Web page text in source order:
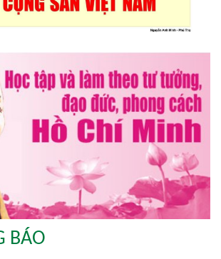
BÁO
hội Múa: Sức trẻ dẫn lối đổi mới
hội Nhiếp ảnh Đông Đắk Lắk nhiệm kỳ
công tốt đẹp
Đông Đắk Lắk tổ chức Đại hội lần thứ I,
2031
học Đông Đắk Lắk nhiệm kỳ 2026 – 2031: